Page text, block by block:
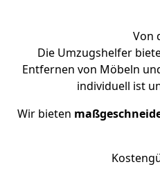
Von
Die Umzugshelfer
Entfernen von Möbeln
individuell ist
Wir bieten